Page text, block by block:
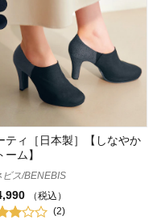
ティ［日本製］【しなやか
ーム】
ビス/BENEBIS
（税込）
(2)